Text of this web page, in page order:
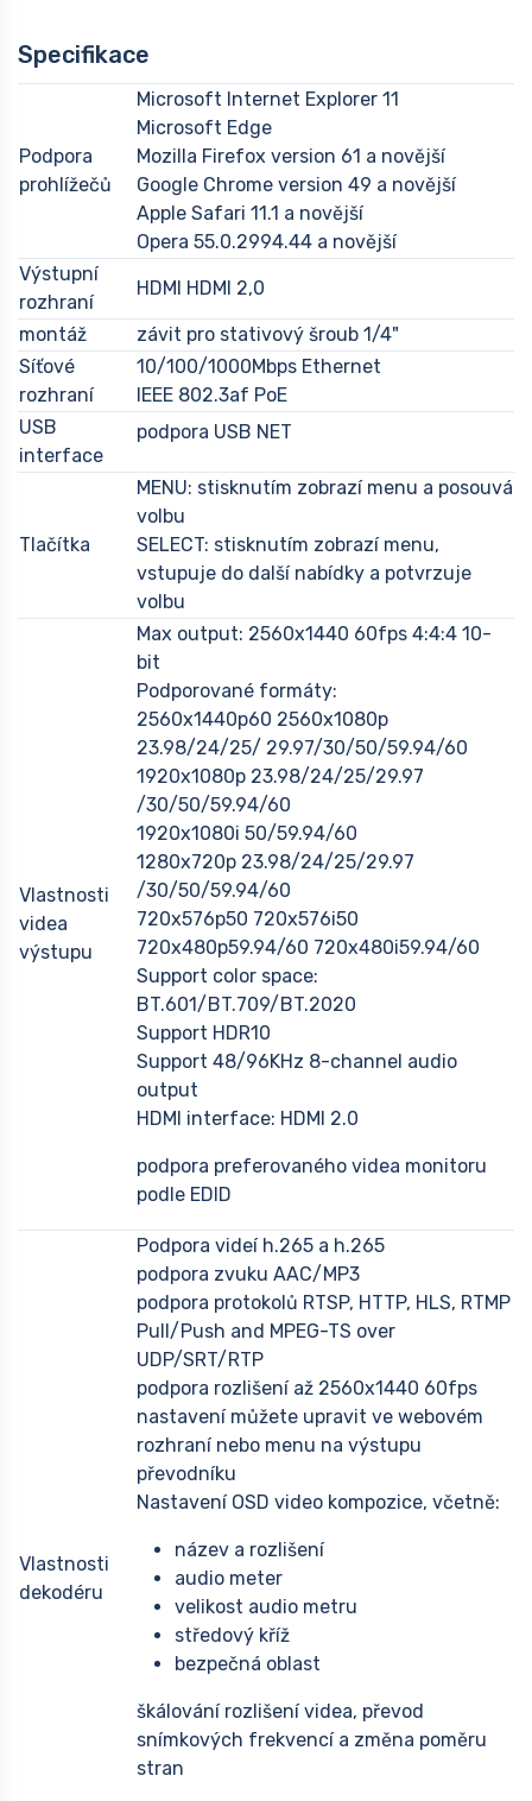
Specifikace
Podpora
prohlížečů
Microsoft Internet Explorer 11
Microsoft Edge
Mozilla Firefox version 61 a novější
Google Chrome version 49 a novější
Apple Safari 11.1 a novější
Opera 55.0.2994.44 a novější
Výstupní
rozhraní
HDMI HDMI 2,0
montáž
závit pro stativový šroub 1/4"
Síťové
rozhraní
10/100/1000Mbps Ethernet
IEEE 802.3af PoE
USB
interface
podpora USB NET
Tlačítka
MENU: stisknutím zobrazí menu a posouvá
volbu
SELECT: stisknutím zobrazí menu,
vstupuje do další nabídky a potvrzuje
volbu
Vlastnosti
videa
výstupu
Max output: 2560x1440 60fps 4:4:4 10-
bit
Podporované formáty:
2560x1440p60 2560x1080p
23.98/24/25/ 29.97/30/50/59.94/60
1920x1080p 23.98/24/25/29.97
/30/50/59.94/60
1920x1080i 50/59.94/60
1280x720p 23.98/24/25/29.97
/30/50/59.94/60
720x576p50 720x576i50
720x480p59.94/60 720x480i59.94/60
Support color space:
BT.601/BT.709/BT.2020
Support HDR10
Support 48/96KHz 8-channel audio
output
HDMI interface: HDMI 2.0
podpora preferovaného videa monitoru
podle EDID
Vlastnosti
dekodéru
Podpora videí h.265 a h.265
podpora zvuku AAC/MP3
podpora protokolů RTSP, HTTP, HLS, RTMP
Pull/Push and MPEG-TS over
UDP/SRT/RTP
podpora rozlišení až 2560x1440 60fps
nastavení můžete upravit ve webovém
rozhraní nebo menu na výstupu
převodníku
Nastavení OSD video kompozice, včetně:
název a rozlišení
audio meter
velikost audio metru
středový kříž
bezpečná oblast
škálování rozlišení videa, převod
snímkových frekvencí a změna poměru
stran